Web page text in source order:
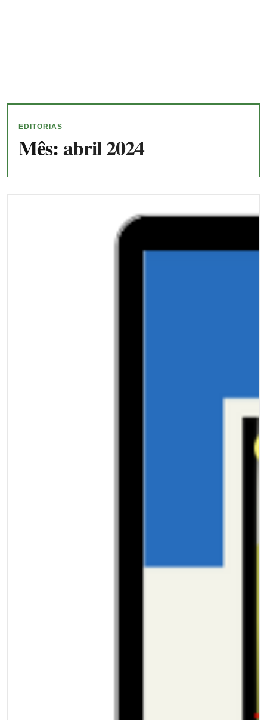
EDITORIAS
Mês:abril 2024